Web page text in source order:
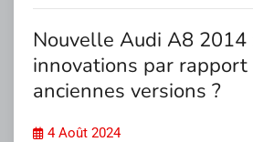
Nouvelle Audi A8 2014
innovations par rapport
anciennes versions ?
4 Août 2024